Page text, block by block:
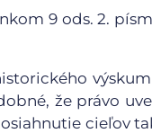
9 ods. 2.
že právo
cieľov